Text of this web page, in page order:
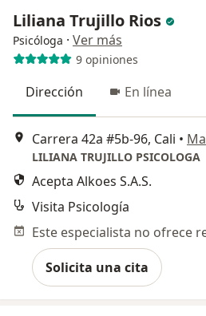
Liliana Trujillo Rios
Psicóloga · Ver más
9 opiniones
Dirección En línea
Carrera 42a #5b-96, Cali •
LILIANA TRUJILLO PSICOLOGA
Acepta Alkoes S.A.S.
Visita Psicología
Solicita una cita